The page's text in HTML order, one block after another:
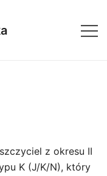
z okresu II
K (J/K/N), który